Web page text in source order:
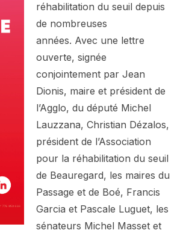
réhabilitation du seuil depuis
de nombreuses
années. Avec une lettre
ouverte, signée
conjointement par Jean
Dionis, maire et président de
l’Agglo, du député Michel
Lauzzana, Christian Dézalos,
président de l’Association
pour la réhabilitation du seuil
de Beauregard, les maires du
Passage et de Boé, Francis
Garcia et Pascale Luguet, les
sénateurs Michel Masset et